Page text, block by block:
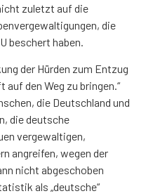
zuletzt auf die
die
beschert haben.
der Hürden zum Entzug
den Weg zu bringen.“
die Deutschland und
die deutsche
vergewaltigen,
angreifen, wegen der
nicht abgeschoben
als „deutsche“